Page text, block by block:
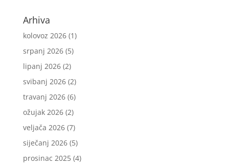
Arhiva
kolovoz 2026(1)
srpanj 2026(5)
lipanj 2026(2)
svibanj 2026(2)
travanj 2026(6)
ožujak 2026(2)
veljača 2026(7)
siječanj 2026(5)
prosinac 2025(4)